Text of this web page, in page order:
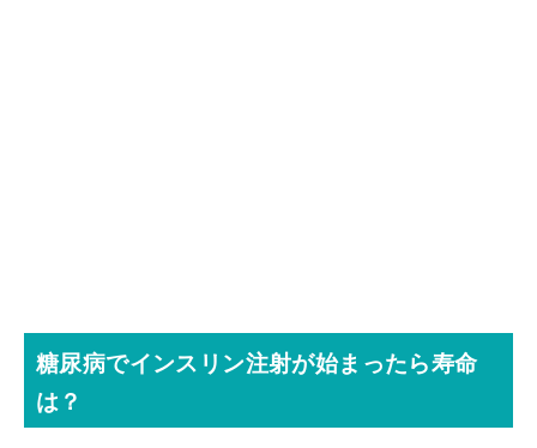
糖尿病でインスリン注射が始まったら寿命
は？